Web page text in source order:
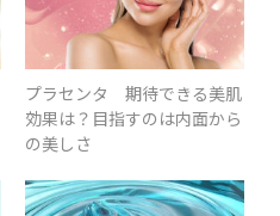
プラセンタ 期待できる美肌
効果は？目指すのは内面から
の美しさ